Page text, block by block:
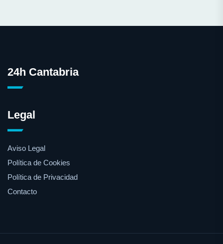
24h Cantabria
Legal
Aviso Legal
Política de Cookies
Política de Privacidad
Contacto